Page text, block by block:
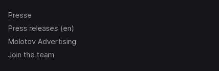
Presse
Press releases (en)
Molotov Advertising
Join the team